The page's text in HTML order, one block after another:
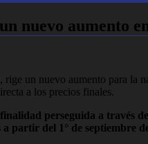
nuevo aumento
rige un nuevo aumento para
a los precios finales.
perseguida a través
partir del 1° de septiembre